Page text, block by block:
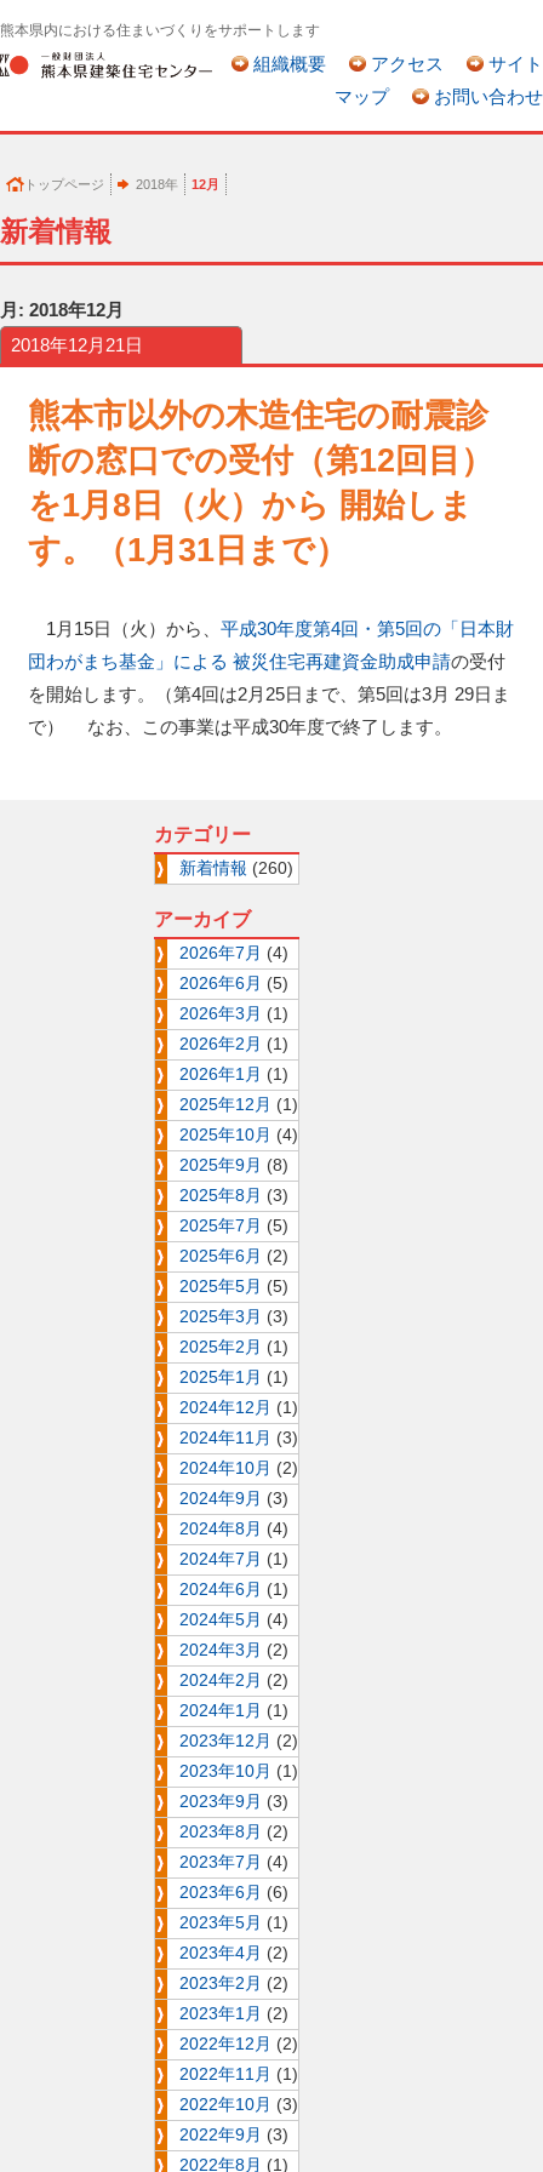
熊本県内における住まいづくりをサポートします
組織概要 アクセス
サイト
マップ
お問い合わせ
トップページ 2018年 12月
新着情報
月: 2018年12月
2018年12月21日
熊本市以外の木造住宅の耐震診
断の窓口での受付（第12回目）
を1月8日（火）から 開始しま
す。（1月31日まで）
1月15日（火）から、 平成30年度第4回・第5回の「日本財
団わがまち基金」による 被災住宅再建資金助成申請の受付
を開始します。（第4回は2月25日まで、第5回は3月 29日ま
で） なお、この事業は平成30年度で終了します。
カテゴリー
新着情報 (260)
アーカイブ
2026年7月 (4)
2026年6月 (5)
2026年3月 (1)
2026年2月 (1)
2026年1月 (1)
2025年12月 (1)
2025年10月 (4)
2025年9月 (8)
2025年8月 (3)
2025年7月 (5)
2025年6月 (2)
2025年5月 (5)
2025年3月 (3)
2025年2月 (1)
2025年1月 (1)
2024年12月 (1)
2024年11月 (3)
2024年10月 (2)
2024年9月 (3)
2024年8月 (4)
2024年7月 (1)
2024年6月 (1)
2024年5月 (4)
2024年3月 (2)
2024年2月 (2)
2024年1月 (1)
2023年12月 (2)
2023年10月 (1)
2023年9月 (3)
2023年8月 (2)
2023年7月 (4)
2023年6月 (6)
2023年5月 (1)
2023年4月 (2)
2023年2月 (2)
2023年1月 (2)
2022年12月 (2)
2022年11月 (1)
2022年10月 (3)
2022年9月 (3)
2022年8月 (1)